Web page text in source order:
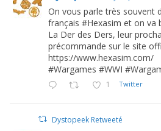
On vous parle très souvent
français #Hexasim et on
La Der des Ders, leur
précommande sur le site
https://www.hexasim.com/
#Wargames #WWI
1 Twitter
Dystopeek Retweeté